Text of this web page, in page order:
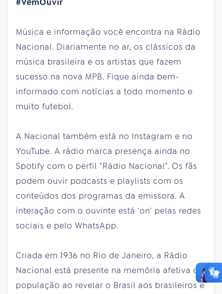
Música e informação você encontra na Rádio
Nacional. Diariamente no ar, os clássicos da
música brasileira e os artistas que fazem
sucesso na nova MPB. Fique ainda bem-
informado com notícias a todo momento e
muito futebol.
A Nacional também está no Instagram e no
YouTube. A rádio marca presença ainda no
Spotify com o perfil "Rádio Nacional". Os fãs
podem ouvir podcasts e playlists com os
conteúdos dos programas da emissora. A
interação com o ouvinte está 'on' pelas redes
sociais e pelo WhatsApp.
Criada em 1936 no Rio de Janeiro, a Rádio
Nacional está presente na memória afetiva da
população ao revelar o Brasil aos brasileiros e